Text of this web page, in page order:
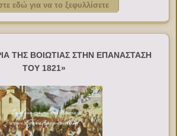
εδώ για να το ξεφυλλίσετε
ΤΗΣ ΒΟΙΩΤΙΑΣ ΣΤΗΝ ΕΠΑΝΑΣΤΑΣΗ
ΤΟΥ 1821»